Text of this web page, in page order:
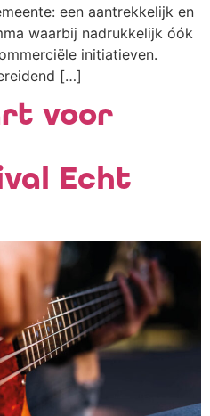
een aantrekkelijk en
waarbij nadrukkelijk óók
initiatieven.
[…]
voor
Echt